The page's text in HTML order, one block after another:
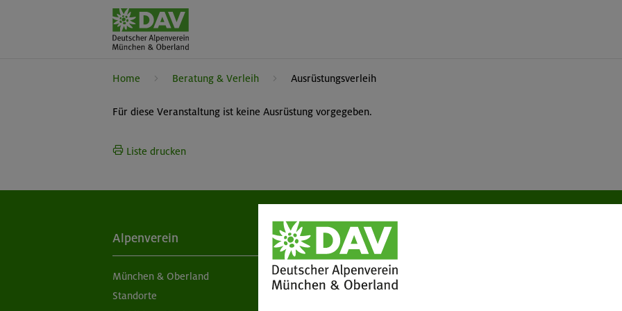
Home Beratung & Verleih Ausrüstungsverleih
Für diese Veranstaltung ist keine Ausrüstung vorgegeben.
Liste drucken
Alpenverein
München & Oberland
Standorte
Aktuelles
Newsletter